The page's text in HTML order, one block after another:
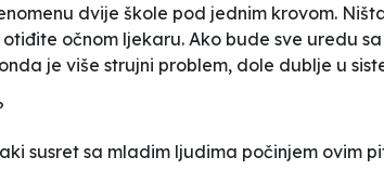
dvije škole pod jednim krovom.
očnom ljekaru. Ako bude sve uredu
je više strujni problem, dole dublje u
susret sa mladim ljudima počinjem ovim